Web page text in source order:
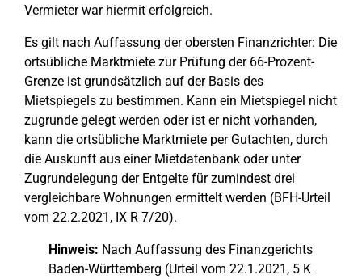
Vermieter war hiermit erfolgreich.
Es gilt nach Auffassung der obersten Finanzrichter: Die
ortsübliche Marktmiete zur Prüfung der 66-Prozent-
Grenze ist grundsätzlich auf der Basis des
Mietspiegels zu bestimmen. Kann ein Mietspiegel nicht
zugrunde gelegt werden oder ist er nicht vorhanden,
kann die ortsübliche Marktmiete per Gutachten, durch
die Auskunft aus einer Mietdatenbank oder unter
Zugrundelegung der Entgelte für zumindest drei
vergleichbare Wohnungen ermittelt werden (BFH-Urteil
vom 22.2.2021, IX R 7/20).
Hinweis: Nach Auffassung des Finanzgerichts
Baden-Württemberg (Urteil vom 22.1.2021, 5 K